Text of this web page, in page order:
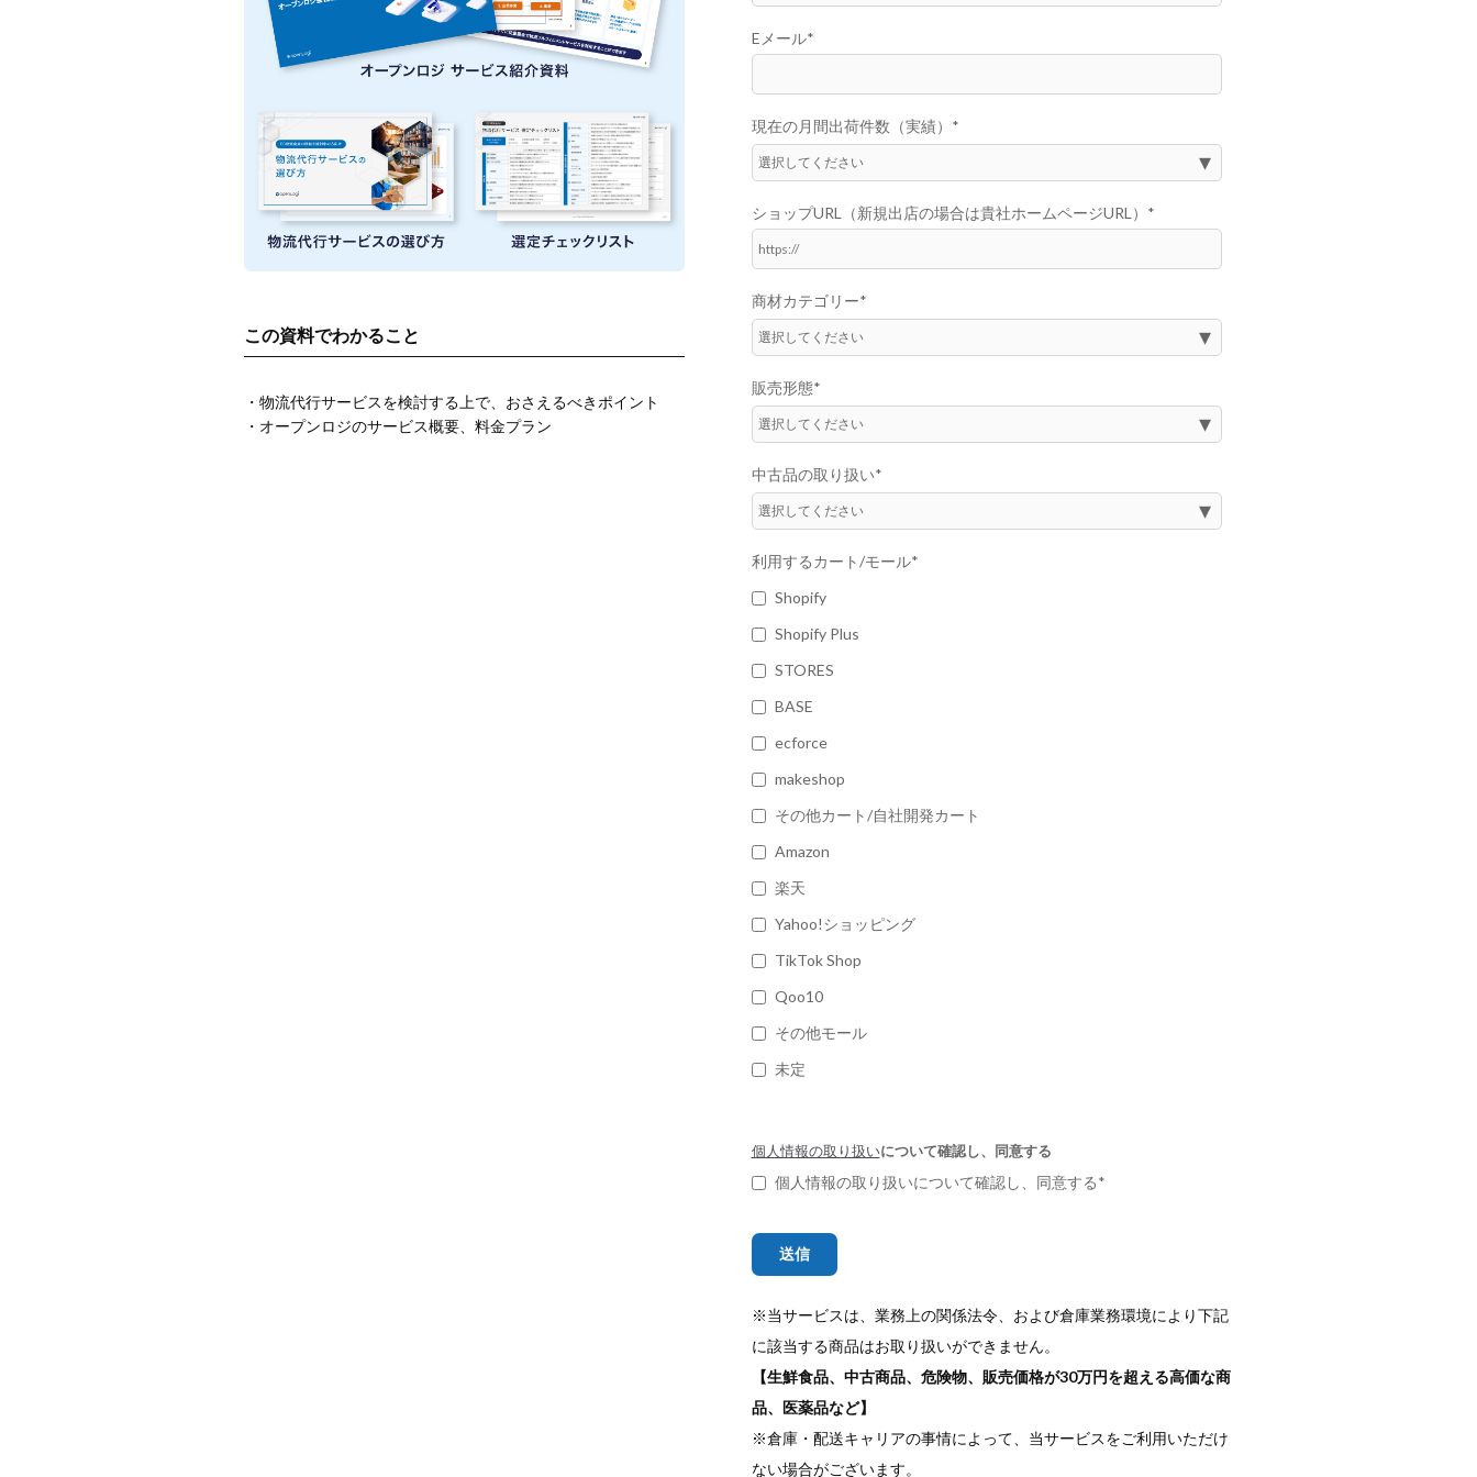
この資料でわかること
・物流代行サービスを検討する上で、おさえるべきポイント
・オープンロジのサービス概要、料金プラン
Eメール*
現在の月間出荷件数（実績） *
ショップURL（新規出店の場合は貴社ホームページURL） *
商材カテゴリー*
販売形態*
中古品の取り扱い*
利用するカート/モール*
Shopify
Shopify Plus
STORES
BASE
ecforce
makeshop
その他カート/自社開発カート
Amazon
楽天
Yahoo!ショッピング
TikTok Shop
Qoo10
その他モール
未定
個人情報の取り扱いについて確認し、同意する
個人情報の取り扱いについて確認し、同意する*
※当サービスは、業務上の関係法令、および倉庫業務環境により下記
に該当する商品はお取り扱いができません。
【生鮮食品、中古商品、危険物、販売価格が30万円を超える高価な商
品、医薬品など】
※倉庫・配送キャリアの事情によって、当サービスをご利用いただけ
ない場合がございます。